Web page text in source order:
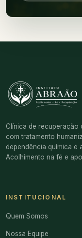
Clínica de recuperação
com tratamento
dependência química e
Acolhimento na fé e
INSTITUCIONAL
Quem Somos
Nossa Equipe